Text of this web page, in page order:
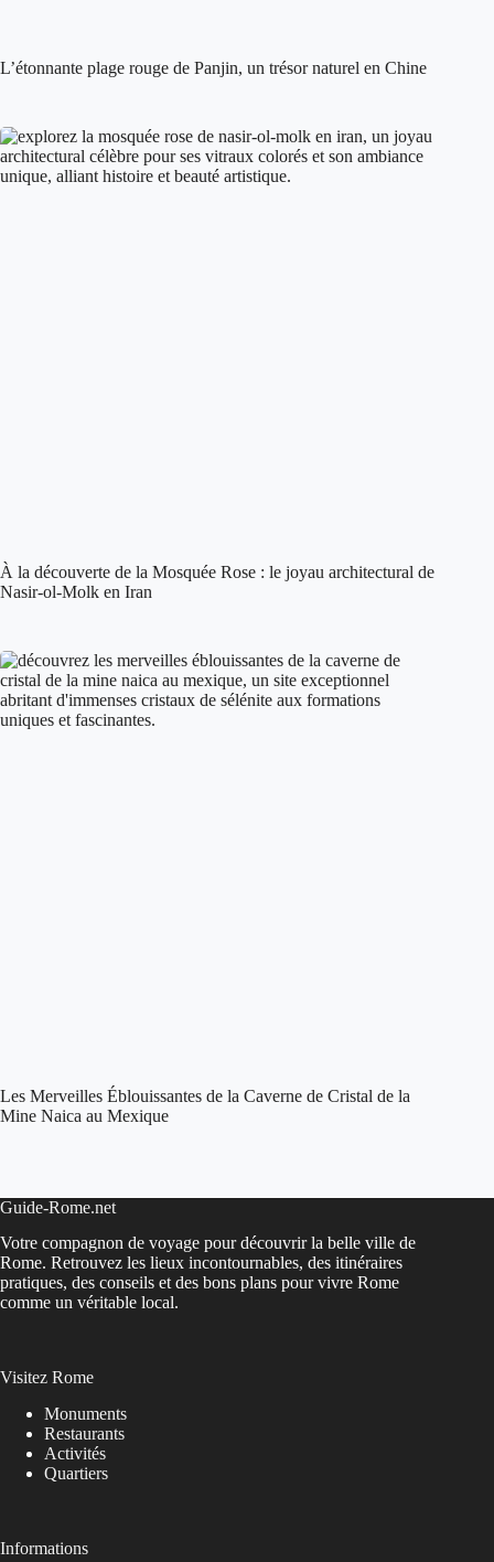
L’étonnante plage rouge de Panjin, un trésor naturel en Chine
À la découverte de la Mosquée Rose : le joyau architectural de
Nasir-ol-Molk en Iran
Les Merveilles Éblouissantes de la Caverne de Cristal de la
Mine Naica au Mexique
Guide-Rome.net
Votre compagnon de voyage pour découvrir la belle ville de
Rome. Retrouvez les lieux incontournables, des itinéraires
pratiques, des conseils et des bons plans pour vivre Rome
comme un véritable local.
Visitez Rome
Monuments
Restaurants
Activités
Quartiers
Informations